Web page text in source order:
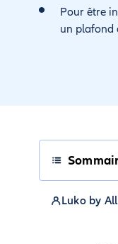
Pour être
un plafond
Luko by